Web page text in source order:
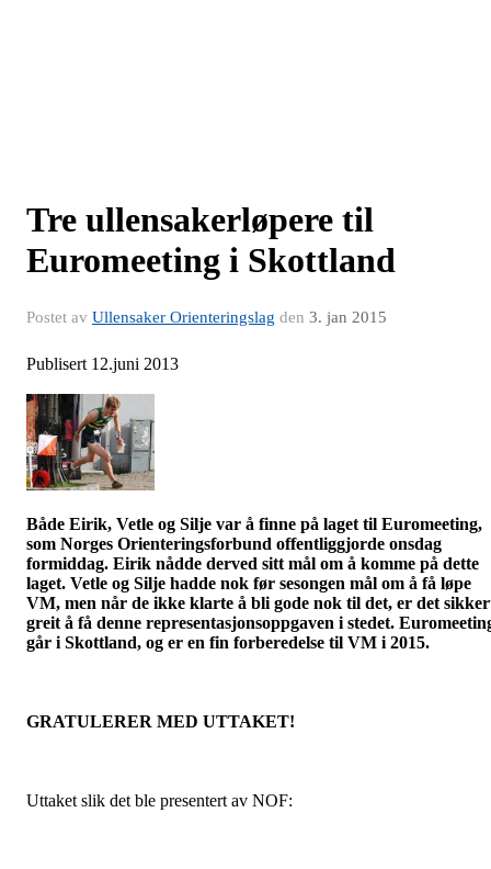
Tre ullensakerløpere til
Euromeeting i Skottland
Postet av Ullensaker Orienteringslag den 3. jan 2015
Publisert 12.juni 2013
Både Eirik, Vetle og Silje var å finne på laget til Euromeeting,
som Norges Orienteringsforbund offentliggjorde onsdag
formiddag. Eirik nådde derved sitt mål om å komme på dette
laget. Vetle og Silje hadde nok før sesongen mål om å få løpe
VM, men når de ikke klarte å bli gode nok til det, er det
greit å få denne representasjonsoppgaven i stedet.
går i Skottland, og er en fin forberedelse til VM i 2015.
GRATULERER MED UTTAKET!
Uttaket slik det ble presentert av NOF: